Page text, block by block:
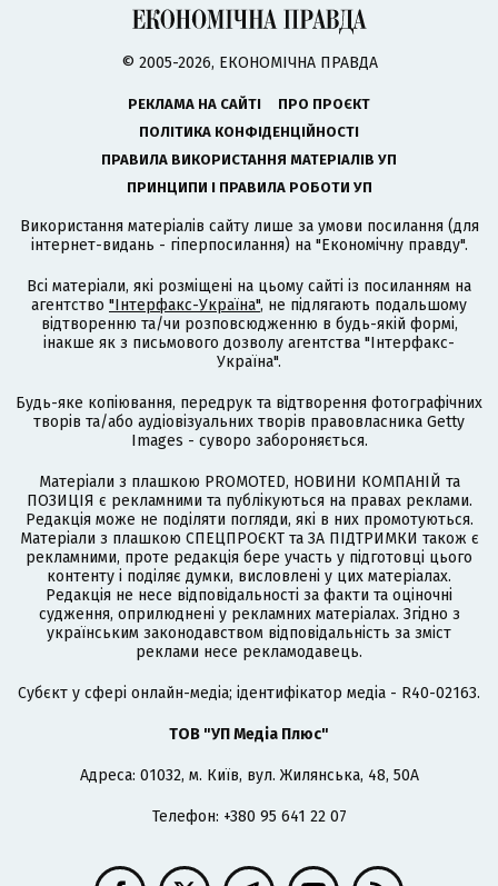
© 2005-2026, ЕКОНОМІЧНА ПРАВДА
РЕКЛАМА НА САЙТІ
ПРО ПРОЄКТ
ПОЛІТИКА КОНФІДЕНЦІЙНОСТІ
ПРАВИЛА ВИКОРИСТАННЯ МАТЕРІАЛІВ УП
ПРИНЦИПИ І ПРАВИЛА РОБОТИ УП
Використання матеріалів сайту лише за умови посилання (для
інтернет-видань - гіперпосилання) на "Економічну правду".
Всі матеріали, які розміщені на цьому сайті із посиланням на
агентство "Інтерфакс-Україна", не підлягають подальшому
відтворенню та/чи розповсюдженню в будь-якій формі,
інакше як з письмового дозволу агентства "Інтерфакс-
Україна".
Будь-яке копіювання, передрук та відтворення фотографічних
творів та/або аудіовізуальних творів правовласника Getty
Images - суворо забороняється.
Матеріали з плашкою PROMOTED, НОВИНИ КОМПАНІЙ та
ПОЗИЦІЯ є рекламними та публікуються на правах реклами.
Редакція може не поділяти погляди, які в них промотуються.
Матеріали з плашкою СПЕЦПРОЄКТ та ЗА ПІДТРИМКИ також є
рекламними, проте редакція бере участь у підготовці цього
контенту і поділяє думки, висловлені у цих матеріалах.
Редакція не несе відповідальності за факти та оціночні
судження, оприлюднені у рекламних матеріалах. Згідно з
українським законодавством відповідальність за зміст
реклами несе рекламодавець.
Cубєкт у сфері онлайн-медіа; ідентифікатор медіа - R40-02163.
ТОВ "УП Медіа Плюс"
Адреса: 01032, м. Київ, вул. Жилянська, 48, 50А
Телефон: +380 95 641 22 07